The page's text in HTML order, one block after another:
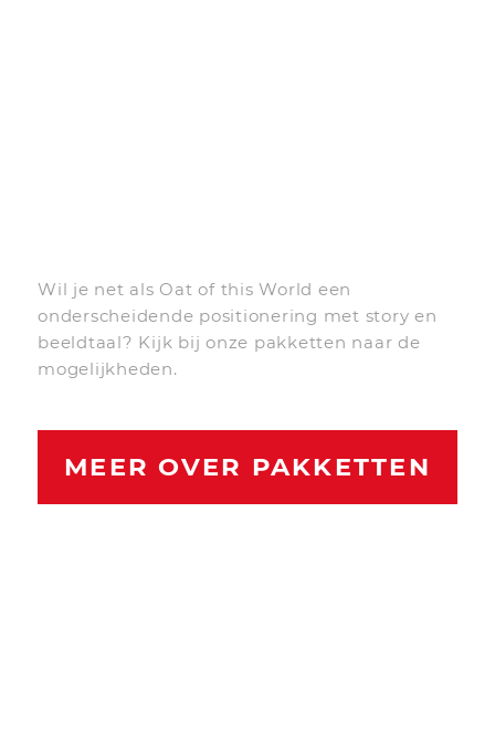
Wil je net als Oat of this World een
onderscheidende positionering met story en
beeldtaal? Kijk bij onze pakketten naar de
mogelijkheden.
MEER OVER PAKKETTEN